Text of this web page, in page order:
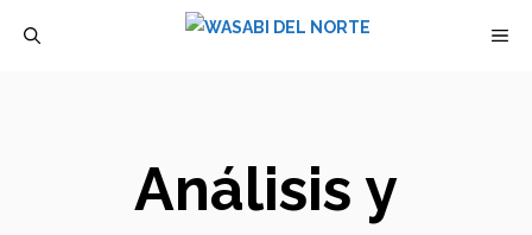
Análisis y